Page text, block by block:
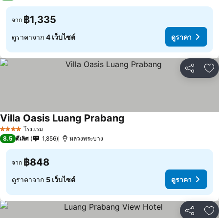
จาก ฿1,335
ดูราคาจาก 4 เว็บไซต์ ดูราคา
แชร์ เ
4 ดาว โรงแรม
Villa Oasis Luang Prabang
8.5 ดีเลิศ 1,856 หลวงพระบาง
จาก ฿848
ดูราคาจาก 5 เว็บไซต์ ดูราคา
แชร์ เ